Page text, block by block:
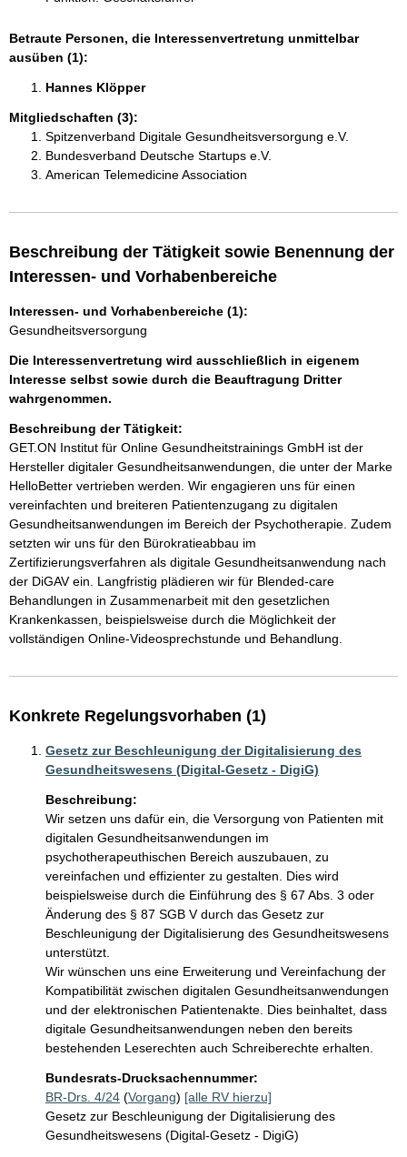
Betraute Personen, die Interessenvertretung unmittelbar
ausüben (1):
Hannes Klöpper
Mitgliedschaften (3):
Spitzenverband Digitale Gesundheitsversorgung e.V.
Bundesverband Deutsche Startups e.V.
American Telemedicine Association
Beschreibung der Tätigkeit sowie Benennung der
Interessen- und Vorhabenbereiche
Interessen- und Vorhabenbereiche (1):
Gesundheitsversorgung
Die Interessenvertretung wird ausschließlich in eigenem
Interesse selbst sowie durch die Beauftragung Dritter
wahrgenommen.
Beschreibung der Tätigkeit:
GET.ON Institut für Online Gesundheitstrainings GmbH ist der
Hersteller digitaler Gesundheitsanwendungen, die unter der Marke
HelloBetter vertrieben werden. Wir engagieren uns für einen
vereinfachten und breiteren Patientenzugang zu digitalen
Gesundheitsanwendungen im Bereich der Psychotherapie. Zudem
setzten wir uns für den Bürokratieabbau im
Zertifizierungsverfahren als digitale Gesundheitsanwendung nach
der DiGAV ein. Langfristig plädieren wir für Blended-care
Behandlungen in Zusammenarbeit mit den gesetzlichen
Krankenkassen, beispielsweise durch die Möglichkeit der
vollständigen Online-Videosprechstunde und Behandlung.
Konkrete Regelungsvorhaben (1)
Gesetz zur Beschleunigung der Digitalisierung des
Gesundheitswesens (Digital-Gesetz - DigiG)
Beschreibung:
Wir setzen uns dafür ein, die Versorgung von Patienten mit
digitalen Gesundheitsanwendungen im
psychotherapeuthischen Bereich auszubauen, zu
vereinfachen und effizienter zu gestalten. Dies wird
beispielsweise durch die Einführung des § 67 Abs. 3 oder
Änderung des § 87 SGB V durch das Gesetz zur
Beschleunigung der Digitalisierung des Gesundheitswesens
unterstützt.
Wir wünschen uns eine Erweiterung und Vereinfachung der
Kompatibilität zwischen digitalen Gesundheitsanwendungen
und der elektronischen Patientenakte. Dies beinhaltet, dass
digitale Gesundheitsanwendungen neben den bereits
bestehenden Leserechten auch Schreiberechte erhalten.
Bundesrats-Drucksachennummer:
BR-Drs. 4/24 (Vorgang) [alle RV hierzu]
Gesetz zur Beschleunigung der Digitalisierung des
Gesundheitswesens (Digital-Gesetz - DigiG)